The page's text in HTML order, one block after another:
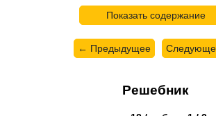
Показать содержание
← Предыдущее
Решебник